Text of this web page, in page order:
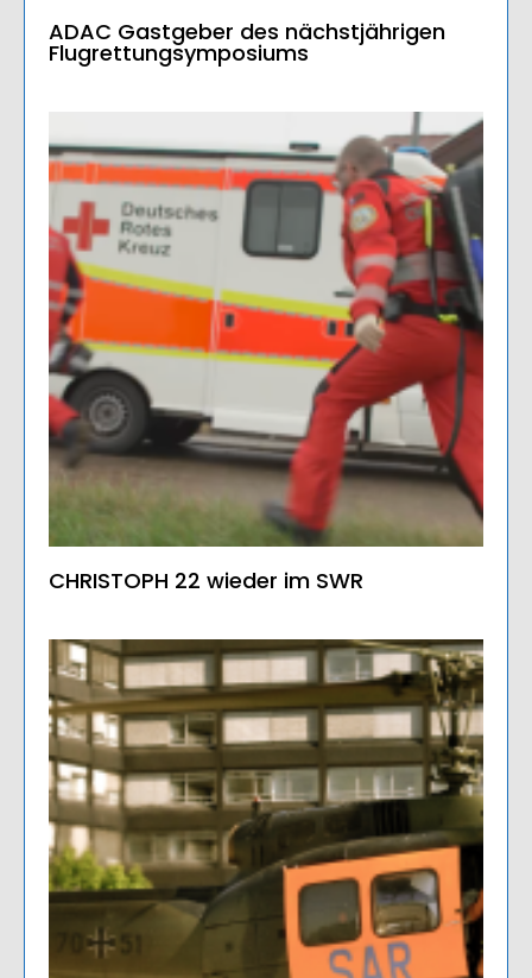
ADAC Gastgeber des nächstjährigen
Flugrettungsymposiums
CHRISTOPH 22 wieder im SWR